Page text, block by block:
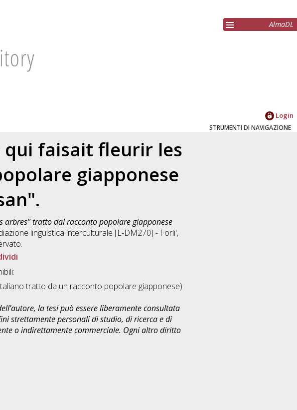
AlmaDL
Login
STRUMENTI DI NAVIGAZIONE
qui faisait fleurir les
giapponese
arbres" tratto dal racconto popolare giapponese
linguistica interculturale [L-DM270] - Forli',
tratto da un racconto popolare giapponese)
la tesi può essere liberamente consultata
strettamente personali di studio, di ricerca e di
o indirettamente commerciale. Ogni altro diritto